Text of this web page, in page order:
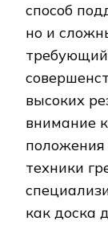
способ
но и
требующий
высоких
внимание
положения
техники
как доска